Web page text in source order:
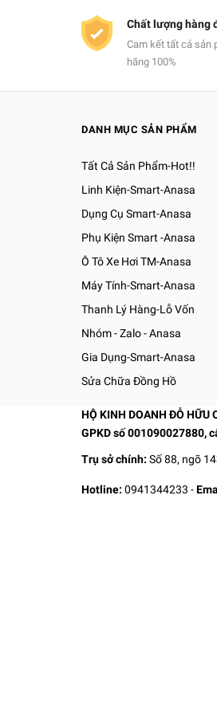
Chất lượng hàng
Cam kết tất cả sản
hãng 100%
DANH MỤC SẢN PHẨM
Tất Cả Sản Phẩm-Hot!!
Linh Kiện-Smart-Anasa
Dụng Cụ Smart-Anasa
Phụ Kiện Smart -Anasa
Ô Tô Xe Hơi TM-Anasa
Máy Tính-Smart-Anasa
Thanh Lý Hàng-Lỗ Vốn
Nhóm - Zalo - Anasa
Gia Dụng-Smart-Anasa
Sửa Chữa Đồng Hồ
HỘ KINH DOANH ĐỖ HỮU
GPKD số 001090027880,
Trụ sở chính: Số 88, ngõ
Hotline: 0941344233 -